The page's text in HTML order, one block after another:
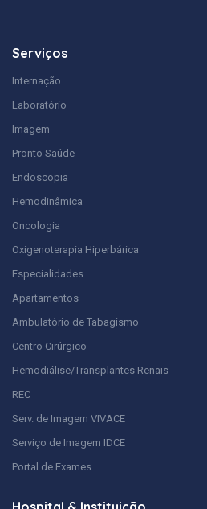
Serviços
Internação
Laboratório
Imagem
Pronto Saúde
Endoscopia
Hemodinâmica
Oncologia
Oxigenoterapia Hiperbárica
Especialidades
Apartamentos
Ambulatório de Tabagismo
Centro Cirúrgico
Hemodiálise/Transplantes Renais
REC
Serv. de Imagem VIVACE
Serviço de Imagem IDCE
Portal de Exames